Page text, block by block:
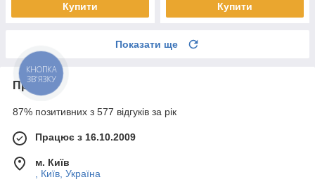
Купити Купити
Показати ще
Про нас
87% позитивних з 577 відгуків за рік
Працює з 16.10.2009
м. Київ
, Київ, Україна
КНОПКА
ЗВ'ЯЗКУ